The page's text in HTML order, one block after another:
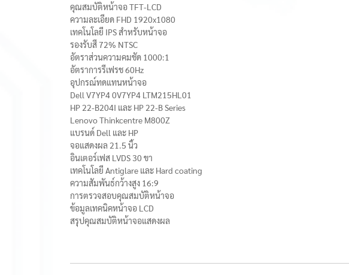
คุณสมบัติหน้าจอ TFT-LCD
ความละเอียด FHD 1920x1080
เทคโนโลยี IPS สำหรับหน้าจอ
รองรับสี 72% NTSC
อัตราส่วนความคมชัด 1000:1
อัตราการรีเฟรช 60Hz
อุปกรณ์ทดแทนหน้าจอ
Dell V7YP4 0V7YP4 LTM215HL01
HP 22-B204I และ HP 22-B Series
Lenovo Thinkcentre M800Z
แบรนด์ Dell และ HP
จอแสดงผล 21.5 นิ้ว
อินเตอร์เฟส LVDS 30 ขา
เทคโนโลยี Antiglare และ Hard coating
ความสัมพันธ์กว้างสูง 16:9
การตรวจสอบคุณสมบัติหน้าจอ
ข้อมูลเทคนิคหน้าจอ LCD
สรุปคุณสมบัติหน้าจอแสดงผล